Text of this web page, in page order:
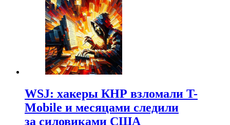
WSJ: хакеры КНР взломали T-
Mobile и месяцами следили
за силовиками США